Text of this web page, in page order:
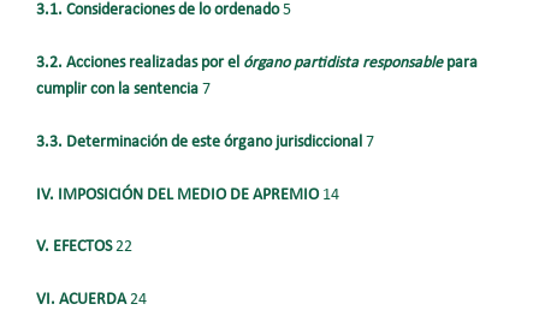
3.1. Consideraciones de lo ordenado5
3.2. Acciones realizadas por el órgano partidista responsablepara
cumplir con la sentencia 7
3.3. Determinación de este órgano jurisdiccional 7
IV. IMPOSICIÓN DEL MEDIO DE APREMIO14
V. EFECTOS22
VI. ACUERDA24